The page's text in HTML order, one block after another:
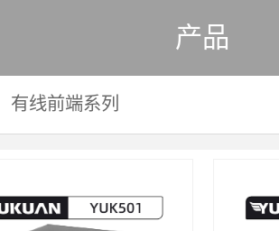
产品
有线前端系列